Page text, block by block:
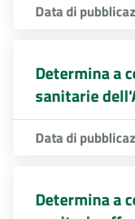
Data di
Determina a
sanitarie
Data di
Determina a